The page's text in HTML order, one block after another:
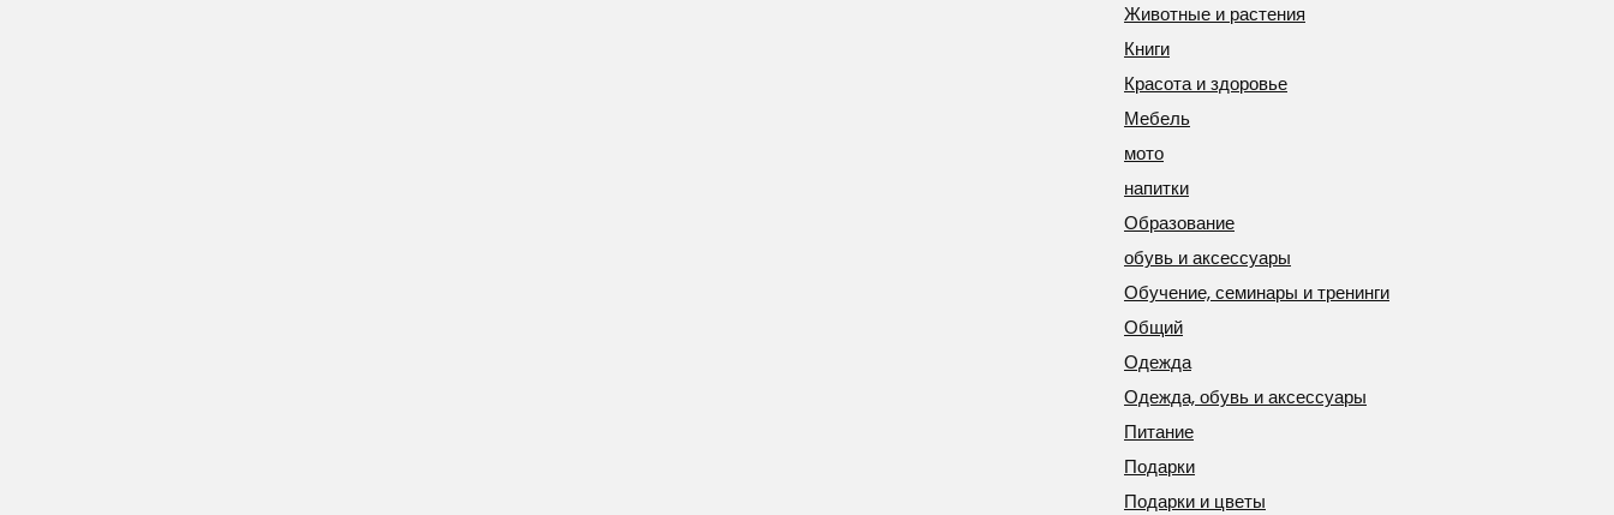
Животные и растения
Книги
Красота и здоровье
Мебель
мото
напитки
Образование
обувь и аксессуары
Обучение, семинары и тренинги
Общий
Одежда
Одежда, обувь и аксессуары
Питание
Подарки
Подарки и цветы